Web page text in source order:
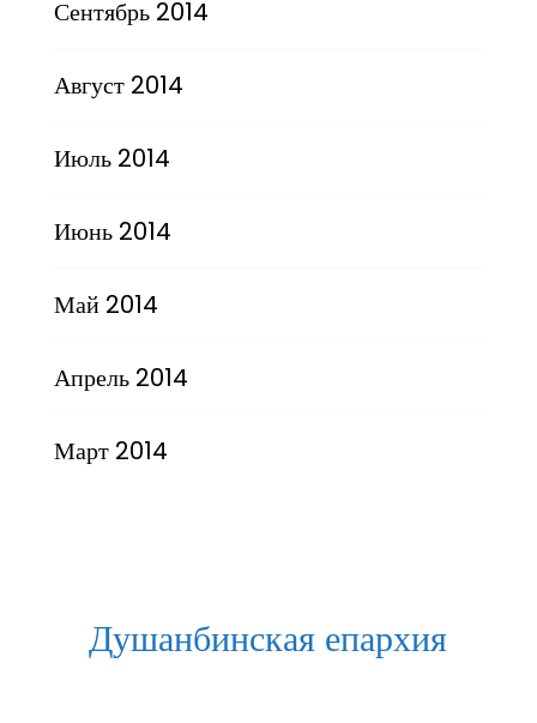
Сентябрь 2014
Август 2014
Июль 2014
Июнь 2014
Май 2014
Апрель 2014
Март 2014
Душанбинская епархия